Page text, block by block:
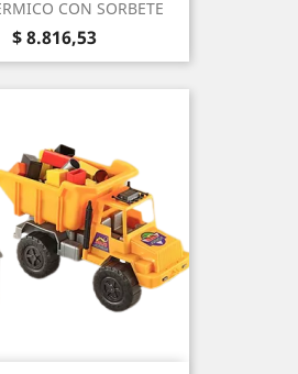
CON SORBETE
Precio
$ 8.816,53